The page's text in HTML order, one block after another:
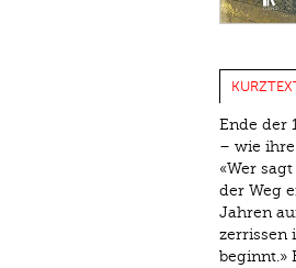
Ende der
– wie
«Wer
der Weg
Jahren
zerrissen
beginnt.»